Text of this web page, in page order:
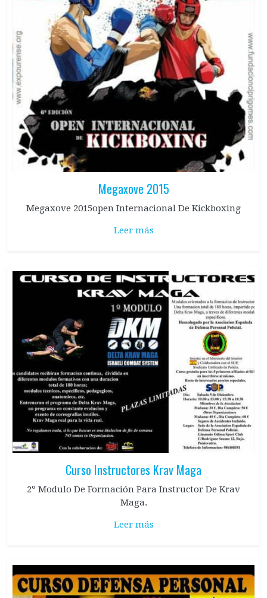
Megaxove 2015
Megaxove 2015open Internacional De Kickboxing
Leer más
Curso Instructores Krav Maga
2º Modulo De Formación Para Instructor De Krav
Maga.
Leer más